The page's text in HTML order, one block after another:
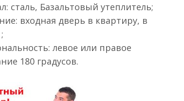
сталь, Базальтовый утеплитель;
входная дверь в квартиру, в
левое или правое
180 градусов.